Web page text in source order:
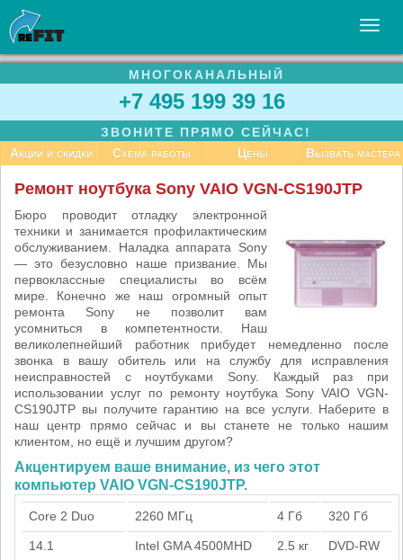
УСЛУГИ
БИЗНЕСУ
СТАТЬИ
МНОГОКАНАЛЬНЫЙ
+7 495 199 39 16
ЗВОНИТЕ ПРЯМО СЕЙЧАС!
Акции и скидки
Схема работы Цены Вызвать мастера
Ремонт ноутбука Sony VAIO VGN-CS190JTP
Бюро проводит отладку электронной
техники и занимается профилактическим
обслуживанием. Наладка аппарата Sony
— это безусловно наше призвание. Мы
первоклассные специалисты во всём
мире. Конечно же наш огромный опыт
ремонта Sony не позволит вам
усомниться в компетентности. Наш
великолепнейший работник прибудет немедленно после
звонка в вашу обитель или на службу для исправления
неисправностей с ноутбуками Sony. Каждый раз при
использовании услуг по ремонту ноутбука Sony VAIO VGN-
CS190JTP вы получите гарантию на все услуги. Наберите в
наш центр прямо сейчас и вы станете не только нашим
клиентом, но ещё и лучшим другом?
Акцентируем ваше внимание, из чего этот
компьютер VAIO VGN-CS190JTP.
Core 2 Duo 2260 МГц 4 Гб 320 Гб
14.1 Intel GMA 4500MHD 2.5 кг DVD-RW